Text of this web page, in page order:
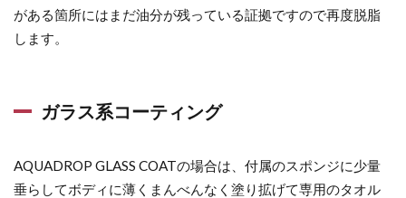
がある箇所にはまだ油分が残っている証拠ですので再度脱脂
します。
ガラス系コーティング
AQUADROP GLASS COATの場合は、付属のスポンジに少量
垂らしてボディに薄くまんべんなく塗り拡げて専用のタオル